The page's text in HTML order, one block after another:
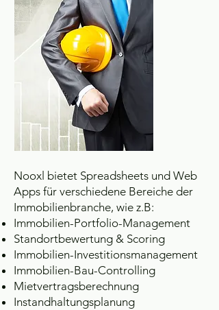
Nooxl bietet Spreadsheets und Web
Apps für verschiedene Bereiche der
Immobilienbranche, wie z.B:
Immobilien-Portfolio-Management
Standortbewertung & Scoring
Immobilien-Investitionsmanagement
Immobilien-Bau-Controlling
Mietvertragsberechnung
Instandhaltungsplanung